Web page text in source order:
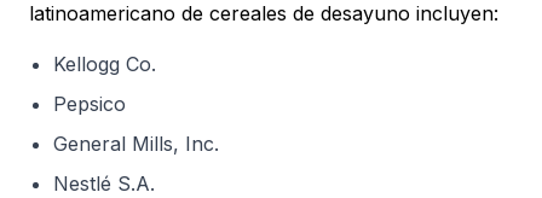
latinoamericano de cereales de desayuno incluyen:
Kellogg Co.
Pepsico
General Mills, Inc.
Nestlé S.A.